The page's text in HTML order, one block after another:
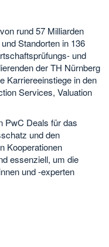
rund 57 Milliarden
Standorten in 136
und
der TH Nürnberg
Karriereeinstiege in den
Services, Valuation
PwC Deals für das
und den
Kooperationen
essenziell, um die
und -experten